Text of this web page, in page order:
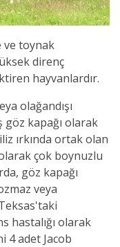
ve toynak
direnç
hayvanlardır.
olağandışı
kapağı olarak
ırkında ortak olan
çok boynuzlu
göz kapağı
veya
hastalığı olarak
4 adet Jacob